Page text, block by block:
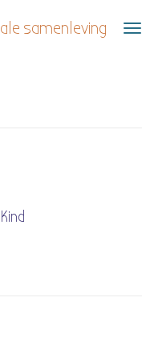
samenleving